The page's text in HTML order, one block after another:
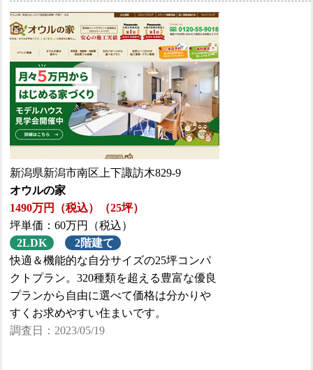
新潟県新潟市南区上下諏訪木829-9
オウルの家
1490万円（税込）（25坪）
坪単価：60万円（税込）
2LDK
2階建て
快適＆機能的な自分サイズの25坪コンパ
クトプラン。320種類を超える豊富な優良
プランから自由に選べて価格は分かりや
すくお求めやすい住まいです。
調査日：2023/05/19